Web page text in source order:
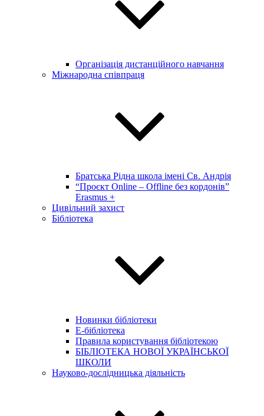
Організація дистанційного навчання
Міжнародна співпраця
Братська Рідна школа імені Св. Андрія
“Проєкт Online – Offline без кордонів”
Erasmus +
Цивільний захист
Бібліотека
Новинки бібліотеки
E-бібліотека
Правила користування бібліотекою
БІБЛІОТЕКА НОВОЇ УКРАЇНСЬКОЇ
ШКОЛИ
Науково-дослідницька діяльність